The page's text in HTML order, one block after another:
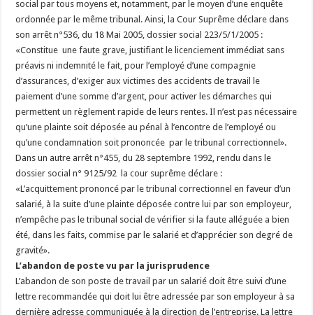
social par tous moyens et, notamment, par le moyen d’une enquête
ordonnée par le même tribunal. Ainsi, la Cour Suprême déclare dans
son arrêt n°536, du 18 Mai 2005, dossier social 223/5/1/2005 :
«Constitue une faute grave, justifiant le licenciement immédiat sans
préavis ni indemnité le fait, pour l’employé d’une compagnie
d’assurances, d’exiger aux victimes des accidents de travail le
paiement d’une somme d’argent, pour activer les démarches qui
permettent un règlement rapide de leurs rentes. Il n’est pas nécessaire
qu’une plainte soit déposée au pénal à l’encontre de l’employé ou
qu’une condamnation soit prononcée par le tribunal correctionnel».
Dans un autre arrêt n°455, du 28 septembre 1992, rendu dans le
dossier social n° 9125/92 la cour suprême déclare :
«L’acquittement prononcé par le tribunal correctionnel en faveur d’un
salarié, à la suite d’une plainte déposée contre lui par son employeur,
n’empêche pas le tribunal social de vérifier si la faute alléguée a bien
été, dans les faits, commise par le salarié et d’apprécier son degré de
gravité».
L’abandon de poste vu par la jurisprudence
L’abandon de son poste de travail par un salarié doit être suivi d’une
lettre recommandée qui doit lui être adressée par son employeur à sa
dernière adresse communiquée à la direction de l’entreprise. La lettre